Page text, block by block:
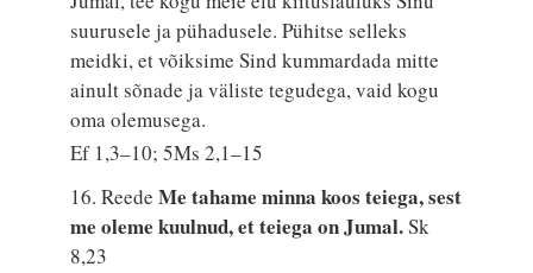
suurusele ja pühadusele. Pühitse selleks
meidki, et võiksime Sind kummardada mitte
ainult sõnade ja väliste tegudega, vaid kogu
oma olemusega.
Ef 1,3–10; 5Ms 2,1–15
16. ReedeMe tahame minna koos teiega, sest
me oleme kuulnud, et teiega on Jumal.Sk
8,23